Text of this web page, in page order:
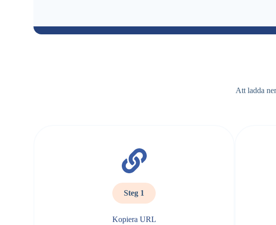
Att ladda
Steg 1
Kopiera URL